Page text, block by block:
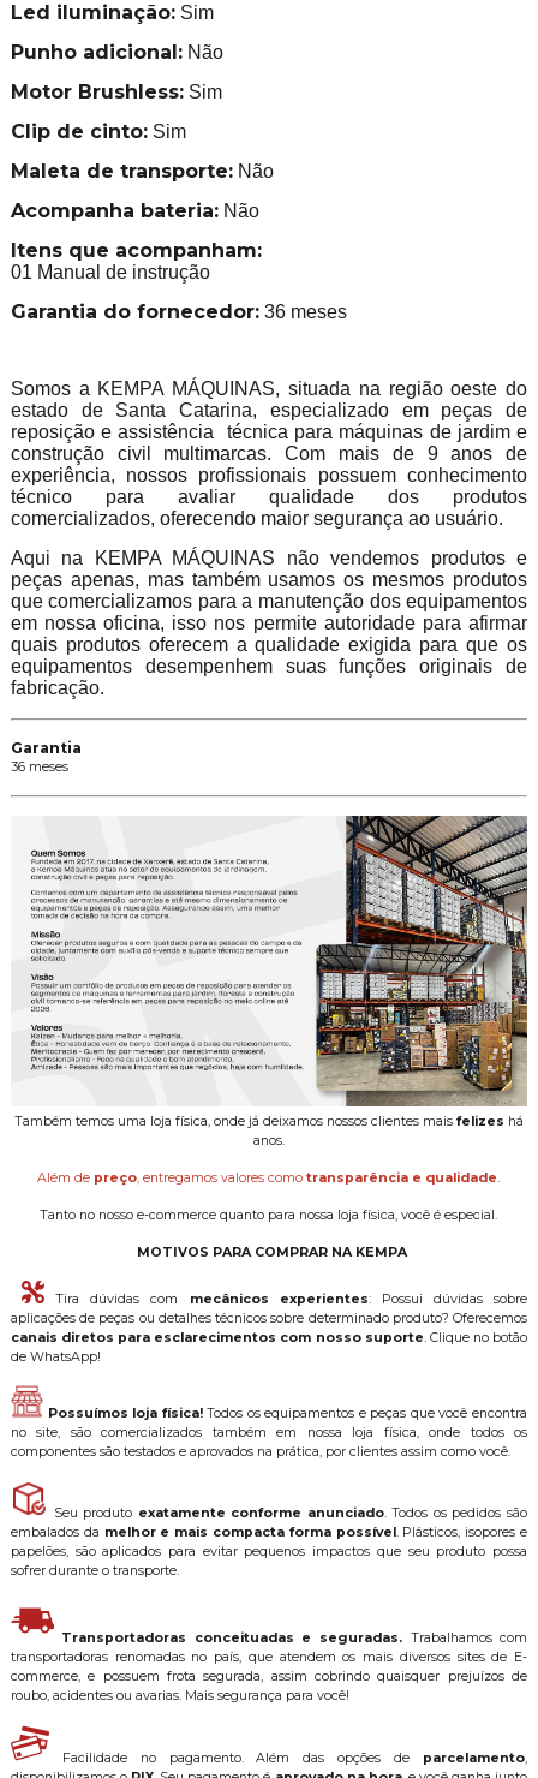
Led iluminação:Sim
Punho adicional:Não
Motor Brushless:Sim
Clip de cinto:Sim
Maleta de transporte:Não
Acompanha bateria:Não
Itens que acompanham:
01 Manual de instrução
Garantia do fornecedor:36 meses
Somos a KEMPA MÁQUINAS, situada na região oeste do
estado de Santa Catarina, especializado em peças de
reposição e assistência técnica para máquinas de jardim e
construção civil multimarcas. Com mais de 9 anos de
experiência, nossos profissionais possuem conhecimento
técnico para avaliar qualidade dos produtos
comercializados, oferecendo maior segurança ao usuário.
Aqui na KEMPA MÁQUINAS não vendemos produtos e
peças apenas, mas também usamos os mesmos produtos
que comercializamos para a manutenção dos equipamentos
em nossa oficina, isso nos permite autoridade para afirmar
quais produtos oferecem a qualidade exigida para que os
equipamentos desempenhem suas funções originais de
fabricação.
Garantia
36 meses
Também temos uma loja física, onde já deixamos nossos clientes mais felizes há
anos.
Além de preço, entregamos valores comotransparência e qualidade.
Tanto no nosso e-commerce quanto para nossa loja física, você é especial.
MOTIVOS PARA COMPRAR NA KEMPA
Tira dúvidas com mecânicos experientes: Possui dúvidas sobre
aplicações de peças ou detalhes técnicos sobre determinado produto? Oferecemos
canais diretos para esclarecimentos com nosso suporte. Clique no botão
de WhatsApp!
Possuímos loja física!Todos os equipamentos e peças que você encontra
no site, são comercializados também em nossa loja física, onde todos os
componentes são testados e aprovados na prática, por clientes assim como você.
Seu produto exatamente conforme anunciado. Todos os pedidos são
embalados da melhor e mais compacta forma possível . Plásticos, isopores e
papelões, são aplicados para evitar pequenos impactos que seu produto possa
sofrer durante o transporte.
Transportadoras conceituadas e seguradas. Trabalhamos com
transportadoras renomadas no país, que atendem os mais diversos sites de E-
commerce, e possuem frota segurada, assim cobrindo quaisquer prejuízos de
roubo, acidentes ou avarias. Mais segurança para você!
Facilidade no pagamento. Além das opções de parcelamento,